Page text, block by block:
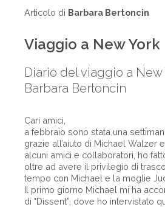
Articolo di Barbara Bertoncin
Viaggio a New York
Diario del viaggio a New
Barbara Bertoncin
Cari amici,
a febbraio sono stata una
grazie all’aiuto di Michael Walzer
alcuni amici e collaboratori, ho
oltre ad avere il privilegio di
tempo con Michael e la moglie
Il primo giorno Michael mi ha
di "Dissent”, dove ho intervistato